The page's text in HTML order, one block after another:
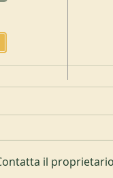
il